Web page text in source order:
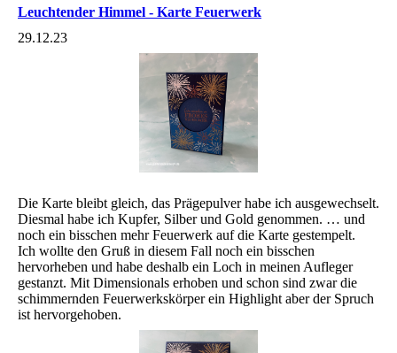
Leuchtender Himmel - Karte Feuerwerk
29.12.23
Die Karte bleibt gleich, das Prägepulver habe ich ausgewechselt.
Diesmal habe ich Kupfer, Silber und Gold genommen. … und
noch ein bisschen mehr Feuerwerk auf die Karte gestempelt.
Ich wollte den Gruß in diesem Fall noch ein bisschen
hervorheben und habe deshalb ein Loch in meinen Aufleger
gestanzt. Mit Dimensionals erhoben und schon sind zwar die
schimmernden Feuerwerkskörper ein Highlight aber der Spruch
ist hervorgehoben.